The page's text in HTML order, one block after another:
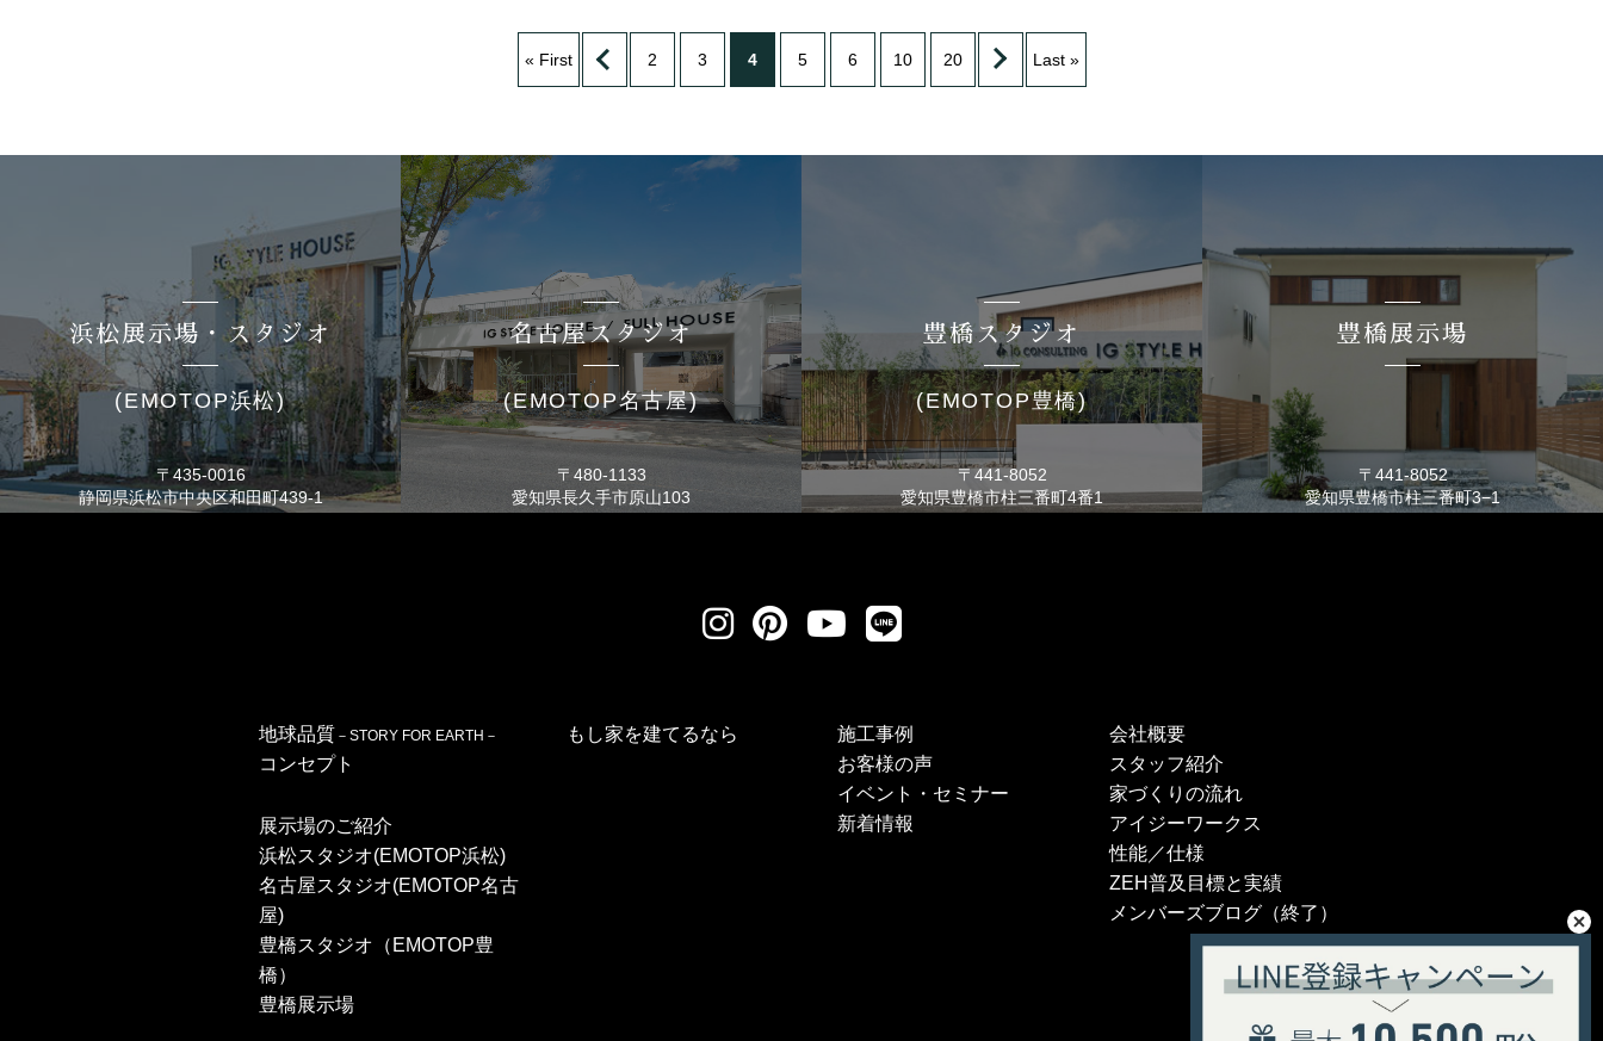
« First 2 3 4 5 6 10 20 Last »
浜松展示場・スタジオ
(EMOTOP浜松)
〒435-0016
静岡県浜松市中央区和田町439-1
名古屋スタジオ
(EMOTOP名古屋)
〒480-1133
愛知県長久手市原山103
豊橋スタジオ
(EMOTOP豊橋)
〒441-8052
愛知県豊橋市柱三番町4番1
豊橋展示場
〒441-8052
愛知県豊橋市柱三番町3−1
地球品質 －STORY FOR EARTH－
コンセプト
展示場のご紹介
浜松スタジオ(EMOTOP浜松)
名古屋スタジオ(EMOTOP名古
屋)
豊橋スタジオ（EMOTOP豊
橋）
豊橋展示場
もし家を建てるなら
施工事例
お客様の声
イベント・セミナー
新着情報
会社概要
スタッフ紹介
家づくりの流れ
アイジーワークス
性能／仕様
ZEH普及目標と実績
メンバーズブログ（終了）